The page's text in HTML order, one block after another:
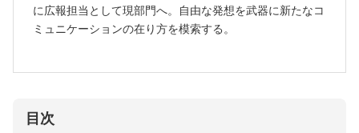
に広報担当として現部門へ。自由な発想を武器に新たなコ
ミュニケーションの在り方を模索する。
目次